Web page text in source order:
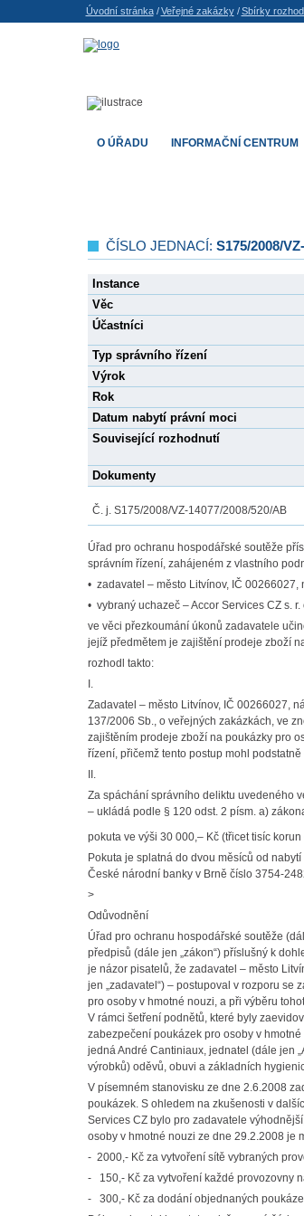
ČÍSLO JEDNACÍ: S175/2008/
Instance
Věc
Účastníci
Typ správního řízení
Výrok
Rok
Datum nabytí právní moci
Související rozhodnutí
Dokumenty
Č. j. S175/2008/VZ-14077/2008/
Úřad pro ochranu hospodářské soutěže
správním řízení, zahájeném z vlastního
• zadavatel – město Litvínov, IČ
• vybraný uchazeč – Accor Services CZ s.
ve věci přezkoumání úkonů zadavatele
jejíž předmětem je zajištění prodeje zboží
rozhodl takto:
I.
Zadavatel – město Litvínov, IČ 00266027,
137/2006 Sb., o veřejných zakázkách, ve
zajištěním prodeje zboží na poukázky pro
řízení, přičemž tento postup mohl
II.
Za spáchání správního deliktu uvedeného
– ukládá podle § 120 odst. 2 písm. a)
pokuta ve výši 30 000,– Kč (třicet tisíc korun
Pokuta je splatná do dvou měsíců od
České národní banky v Brně číslo 3754-
>
Odůvodnění
Úřad pro ochranu hospodářské soutěže
předpisů (dále jen „zákon“) příslušný k
je názor pisatelů, že zadavatel – město
jen „zadavatel“) – postupoval v rozporu
pro osoby v hmotné nouzi, a při výběru
V rámci šetření podnětů, které byly
zabezpečení poukázek pro osoby v
jedná André Cantiniaux, jednatel (dále jen
výrobků) oděvů, obuvi a základních
V písemném stanovisku ze dne 2.6.2008
poukázek. S ohledem na zkušenosti v
Services CZ bylo pro zadavatele
osoby v hmotné nouzi ze dne 29.2.2008 je
- 2000,- Kč za vytvoření sítě vybraných
- 150,- Kč za vytvoření každé provozovny
- 300,- Kč za dodání objednaných
O ÚŘADU INFORMAČNÍ CENTRUM
Úvodní stránka/ Veřejné zakázky/ Sbírky